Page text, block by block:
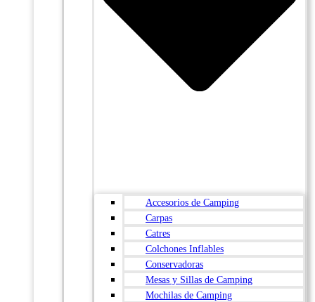
Accesorios de Camping
Carpas
Catres
Colchones Inflables
Conservadoras
Mesas y Sillas de Camping
Mochilas de Camping